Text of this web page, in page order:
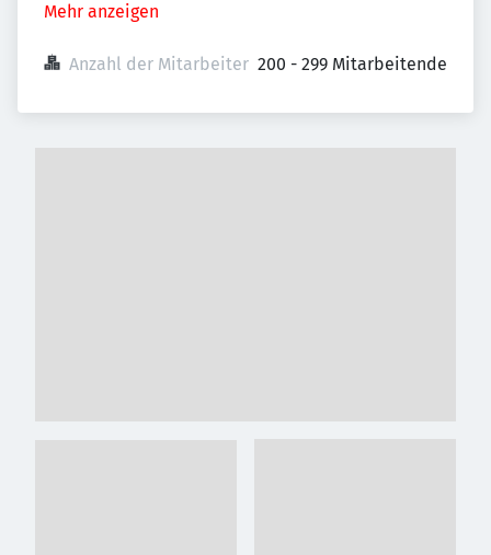
Mehr anzeigen
Anzahl der Mitarbeiter 200 - 299 Mitarbeitende